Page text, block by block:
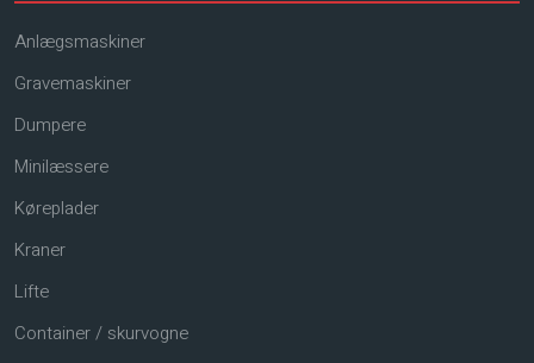
Anlægsmaskiner
Gravemaskiner
Dumpere
Minilæssere
Køreplader
Kraner
Lifte
Container / skurvogne